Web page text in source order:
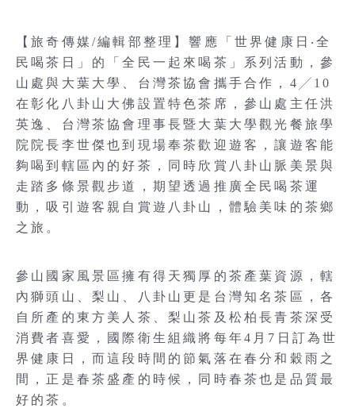
【旅奇傳媒/編輯部整理】響應「世界健康日‧全
民喝茶日」的「全民一起來喝茶」系列活動，參
山處與大葉大學、台灣茶協會攜手合作，4╱10
在彰化八卦山大佛設置特色茶席，參山處主任洪
英逸、台灣茶協會理事長暨大葉大學觀光餐旅學
院院長李世傑也到現場奉茶歡迎遊客，讓遊客能
夠喝到轄區內的好茶，同時欣賞八卦山脈美景與
走踏多條景觀步道，期望透過推廣全民喝茶運
動，吸引遊客親自賞遊八卦山，體驗美味的茶鄉
之旅。
參山國家風景區擁有得天獨厚的茶產葉資源，轄
內獅頭山、梨山、八卦山更是台灣知名茶區，各
自所產的東方美人茶、梨山茶及松柏長青茶深受
消費者喜愛，國際衛生組織將每年4月7日訂為世
界健康日，而這段時間的節氣落在春分和穀雨之
間，正是春茶盛產的時候，同時春茶也是品質最
好的茶。